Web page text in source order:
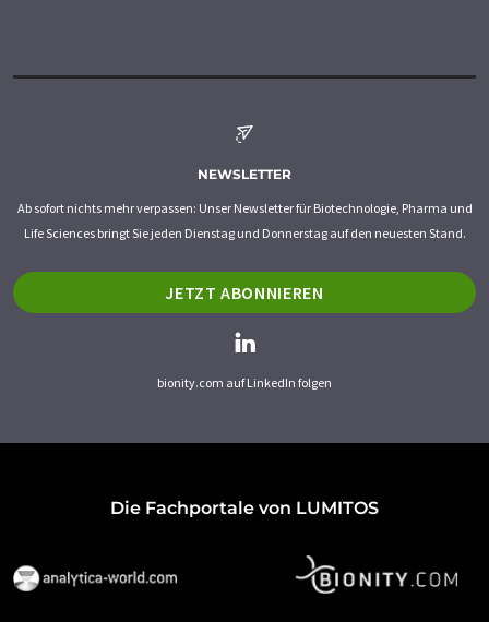
NEWSLETTER
Ab sofort nichts mehr verpassen: Unser Newsletter für Biotechnologie, Pharma und
Life Sciences bringt Sie jeden Dienstag und Donnerstag auf den neuesten Stand.
JETZT ABONNIEREN
bionity.com auf LinkedIn folgen
Die Fachportale von LUMITOS